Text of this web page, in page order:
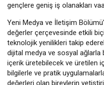
gençlere geniş iş olanakları
Yeni Medya ve İletişim
değerler çerçevesinde etkili
teknolojik yenilikleri takip
dijital medya ve sosyal ağlarla
içerik üretebilecek ve üretilen
bilgilerle ve pratik
değerleri olan bireylerin